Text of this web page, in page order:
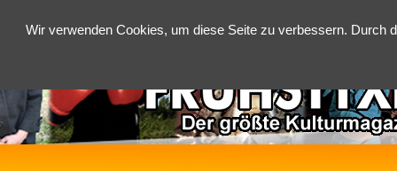
Wir verwenden Cookies, um diese Seite zu verbessern.